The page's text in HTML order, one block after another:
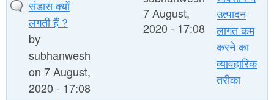
संडास क्यों
लगती हैं ?
by
subhanwesh
on 7 August,
2020 - 17:08
7 August,
2020 - 17:08
उत्पादन
लागत कम
करने का
व्यावहारिक
तरीका